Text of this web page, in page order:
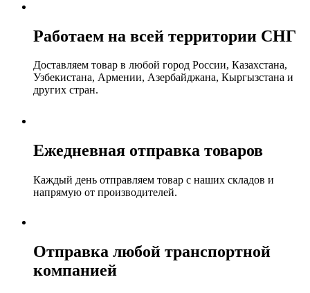
Работаем на всей территории СНГ
Доставляем товар в любой город России, Казахстана,
Узбекистана, Армении, Азербайджана, Кыргызстана и
других стран.
Ежедневная отправка товаров
Каждый день отправляем товар с наших складов и
напрямую от производителей.
Отправка любой транспортной
компанией